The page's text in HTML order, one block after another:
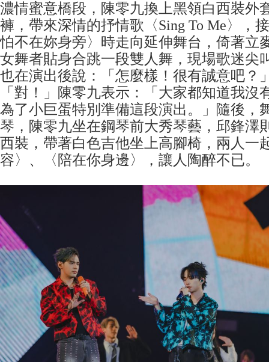
濃情蜜意橋段，陳零九換上黑領白西裝外
褲，帶來深情的抒情歌〈Sing To Me〉，
怕不在妳身旁〉時走向延伸舞台，倚著立
女舞者貼身合跳一段雙人舞，現場歌迷尖
也在演出後說：「怎麼樣！很有誠意吧？
「對！」陳零九表示：「大家都知道我沒
為了小巨蛋特別準備這段演出。」隨後，
琴，陳零九坐在鋼琴前大秀琴藝，邱鋒澤
西裝，帶著白色吉他坐上高腳椅，兩人一
容〉、〈陪在你身邊〉，讓人陶醉不已。